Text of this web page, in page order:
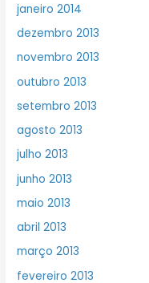
janeiro 2014
dezembro 2013
novembro 2013
outubro 2013
setembro 2013
agosto 2013
julho 2013
junho 2013
maio 2013
abril 2013
março 2013
fevereiro 2013